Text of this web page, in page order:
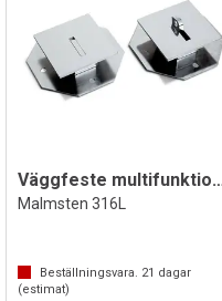
Väggfeste
Malmsten 316L
Beställningsvara. 21 dagar
(estimat)